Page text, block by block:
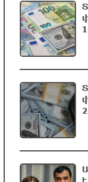
Բախվել
վիրավոր
Խոշոր
մոխրի